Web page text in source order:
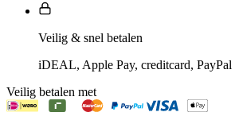
Veilig & snel betalen
iDEAL, Apple Pay, creditcard, PayPal
Veilig betalen met